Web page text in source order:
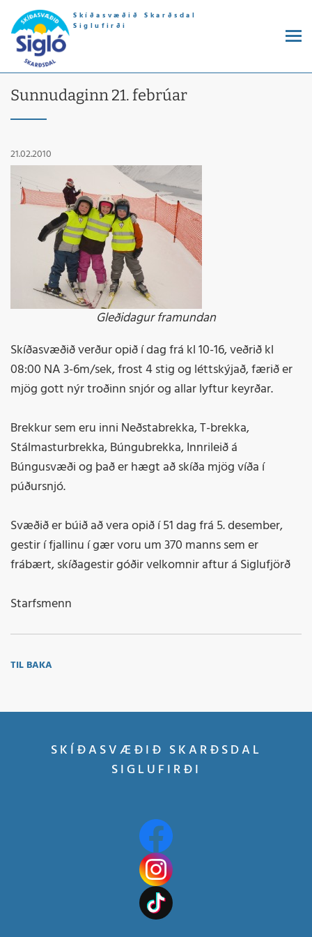
Skíðasvæðið Skarðsdal
Siglufirði
Sunnudaginn 21. febrúar
21.02.2010
Gleðidagur framundan
Skíðasvæðið verður opið í dag frá kl 10-16, veðrið kl
08:00 NA 3-6m/sek, frost 4 stig og léttskýjað, færið er
mjög gott nýr troðinn snjór og allar lyftur keyrðar.
Brekkur sem eru inni Neðstabrekka, T-brekka,
Stálmasturbrekka, Búngubrekka, Innrileið á
Búngusvæði og það er hægt að skíða mjög víða í
púðursnjó.
Svæðið er búið að vera opið í 51 dag frá 5. desember,
gestir í fjallinu í gær voru um 370 manns sem er
frábært, skíðagestir góðir velkomnir aftur á Siglufjörð
Starfsmenn
TIL BAKA
SKÍÐASVÆÐIÐ SKARÐSDAL
SIGLUFIRÐI